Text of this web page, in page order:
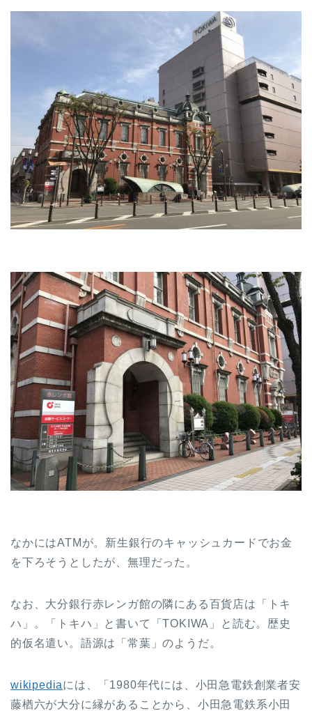
なかにはATMが。新生銀行のキャッシュカードでお金
を下ろそうとしたが、無理だった。
なお、大分銀行赤レンガ館の隣にある百貨店は「トキ
ハ」。「トキハ」と書いて「TOKIWA」と読む。歴史
的仮名遣い。語源は「常葉」のようだ。
wikipediaには、「1980年代には、小田急電鉄創業者安
藤楢六が大分に縁があることから、小田急電鉄系小田